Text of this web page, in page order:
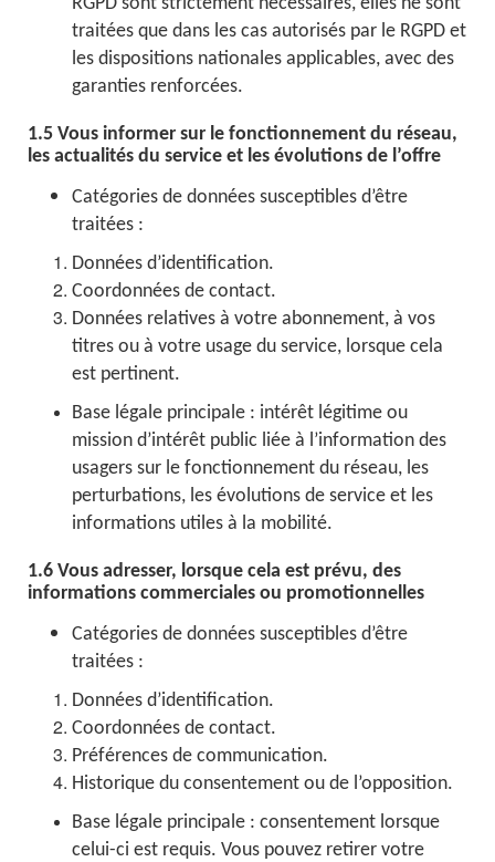
traitées que dans les cas autorisés par le RGPD et
les dispositions nationales applicables, avec des
garanties renforcées.
1.5 Vous informer sur le fonctionnement du réseau,
les actualités du service et les évolutions de l’offre
Catégories de données susceptibles d’être
traitées :
Données d’identification.
Coordonnées de contact.
Données relatives à votre abonnement, à vos
titres ou à votre usage du service, lorsque cela
est pertinent.
Base légale principale : intérêt légitime ou
mission d’intérêt public liée à l’information des
usagers sur le fonctionnement du réseau, les
perturbations, les évolutions de service et les
informations utiles à la mobilité.
1.6 Vous adresser, lorsque cela est prévu, des
informations commerciales ou promotionnelles
Catégories de données susceptibles d’être
traitées :
Données d’identification.
Coordonnées de contact.
Préférences de communication.
Historique du consentement ou de l’opposition.
Base légale principale : consentement lorsque
celui-ci est requis. Vous pouvez retirer votre